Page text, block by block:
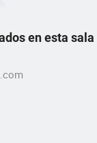
en esta sala